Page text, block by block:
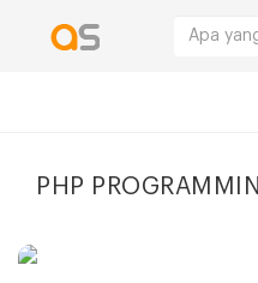
PHP